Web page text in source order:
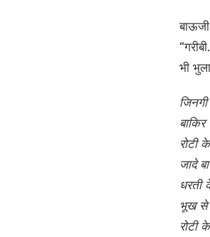
भी
रोटी
जादे बा
धरती
भूख से
रोटी